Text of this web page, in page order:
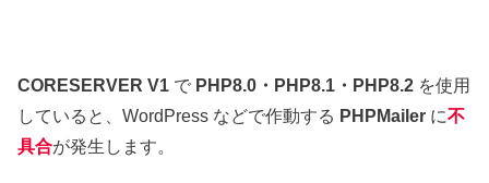
CORESERVER V1 で PHP8.0・PHP8.1・PHP8.2 を使用
していると、WordPress などで作動する PHPMailer に不
具合が発生します。